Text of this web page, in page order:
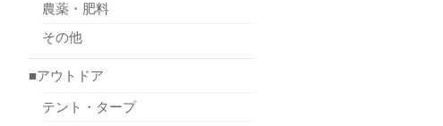
農薬・肥料
その他
■アウトドア
テント・タープ